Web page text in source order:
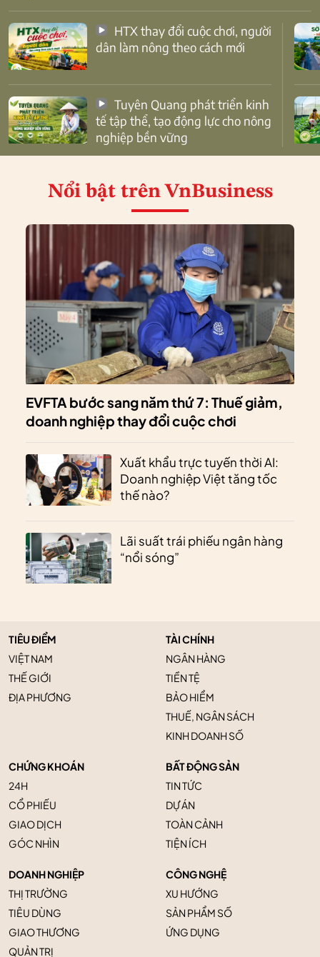
dân làm nông theo cách mới
tế tập thể, tạo động lực cho nông
nghiệp bền vững
Nổi bật trên VnBusiness
EVFTA bước sang năm thứ 7: Thuế giảm,
doanh nghiệp thay đổi cuộc chơi
Xuất khẩu trực tuyến thời AI:
Doanh nghiệp Việt tăng tốc
thế nào?
Lãi suất trái phiếu ngân hàng
“nổi sóng”
TIÊU ĐIỂM
VIỆT NAM
THẾ GIỚI
ĐỊA PHƯƠNG
TÀI CHÍNH
NGÂN HÀNG
TIỀN TỆ
BẢO HIỂM
THUẾ, NGÂN SÁCH
KINH DOANH SỐ
CHỨNG KHOÁN
24H
CỔ PHIẾU
GIAO DỊCH
GÓC NHÌN
BẤT ĐỘNG SẢN
TIN TỨC
DỰ ÁN
TOÀN CẢNH
TIỆN ÍCH
DOANH NGHIỆP
THỊ TRƯỜNG
TIÊU DÙNG
GIAO THƯƠNG
QUẢN TRỊ
CÔNG NGHỆ
XU HƯỚNG
SẢN PHẨM SỐ
ỨNG DỤNG